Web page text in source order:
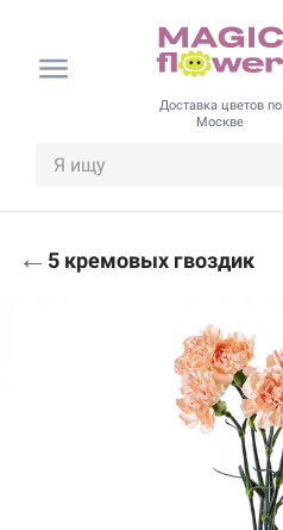
Доставка цветов по
Москве
← 5 кремовых гвоздик